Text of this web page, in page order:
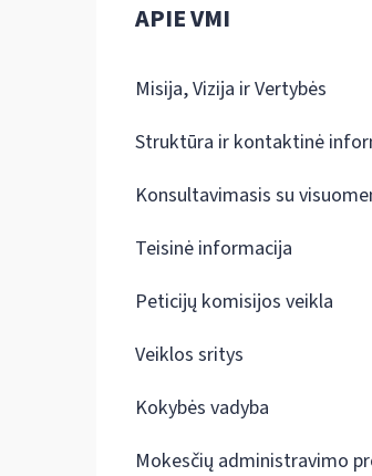
APIE VMI
Misija, Vizija ir Vertybės
Struktūra ir kontaktinė
Konsultavimasis su
Teisinė informacija
Peticijų komisijos veikla
Veiklos sritys
Kokybės vadyba
Mokesčių administravimo